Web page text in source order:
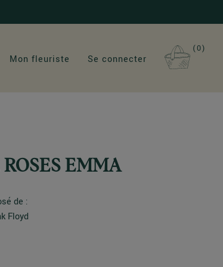
Mon fleuriste Se connecter
0
EMMA
de :
Floyd